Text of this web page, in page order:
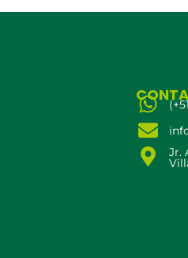
Jr.